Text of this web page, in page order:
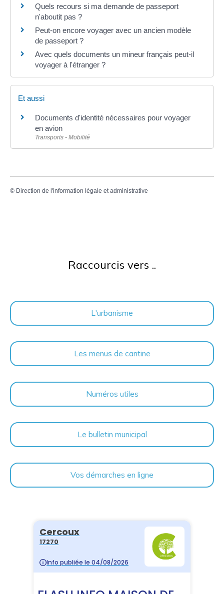
Quels recours si ma demande de passeport
n'aboutit pas ?
Peut-on encore voyager avec un ancien modèle
de passeport ?
Avec quels documents un mineur français peut-il
voyager à l'étranger ?
Et aussi
Documents d'identité nécessaires pour voyager
en avion
Transports - Mobilité
© Direction de l'information légale et administrative
Raccourcis vers ..
L'urbanisme
Les menus de cantine
Numéros utiles
Le bulletin municipal
Vos démarches en ligne